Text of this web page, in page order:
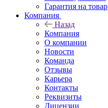
Гарантия на товар
Компания
Назад
Компания
О компании
Новости
Команда
Отзывы
Карьера
Контакты
Реквизиты
Лицензии